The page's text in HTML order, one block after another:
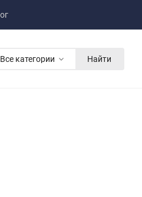
Все категории Найти